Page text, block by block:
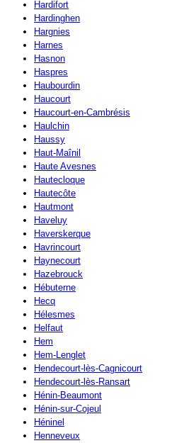
Hardifort
Hardinghen
Hargnies
Harnes
Hasnon
Haspres
Haubourdin
Haucourt
Haucourt-en-Cambrésis
Haulchin
Haussy
Haut-Maînil
Haute Avesnes
Hautecloque
Hautecôte
Hautmont
Haveluy
Haverskerque
Havrincourt
Haynecourt
Hazebrouck
Hébuterne
Hecq
Hélesmes
Helfaut
Hem
Hem-Lenglet
Hendecourt-lès-Cagnicourt
Hendecourt-lès-Ransart
Hénin-Beaumont
Hénin-sur-Cojeul
Héninel
Henneveux